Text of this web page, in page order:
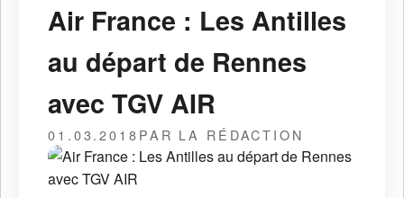
Air France : Les Antilles
au départ de Rennes
avec TGV AIR
01.03.2018PAR LA RÉDACTION